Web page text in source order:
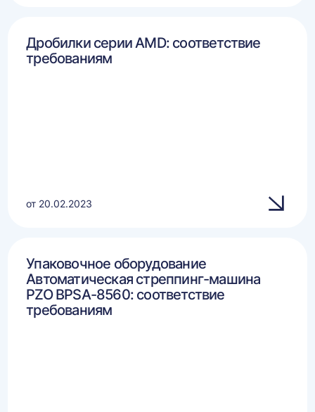
Дробилки серии AMD: соответствие
требованиям
от 20.02.2023
Упаковочное оборудование
Автоматическая стреппинг-машина
PZO BPSA-8560: соответствие
требованиям